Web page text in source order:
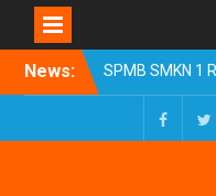
News:
SPMB SMKN 1
Tahun Ajaran
Resmi Dibuka
Pengumuman
Tahun Ajaran
Realisasi Dana